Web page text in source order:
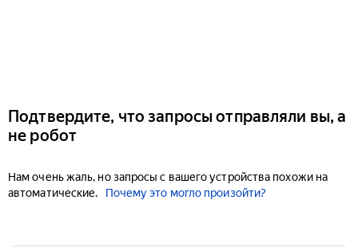
Подтвердите, что запросы отправляли вы, а
не робот
Нам очень жаль, но запросы с вашего устройства похожи на
автоматические.
Почему это могло произойти?